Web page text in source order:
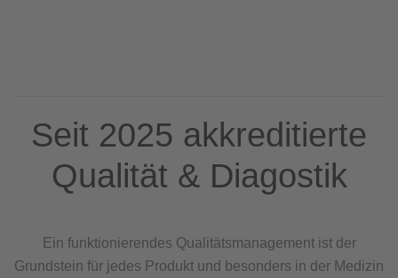
Seit 2025 akkreditierte
Qualität & Diagostik
Ein funktionierendes Qualitätsmanagement ist der
Grundstein für jedes Produkt und besonders in der Medizin